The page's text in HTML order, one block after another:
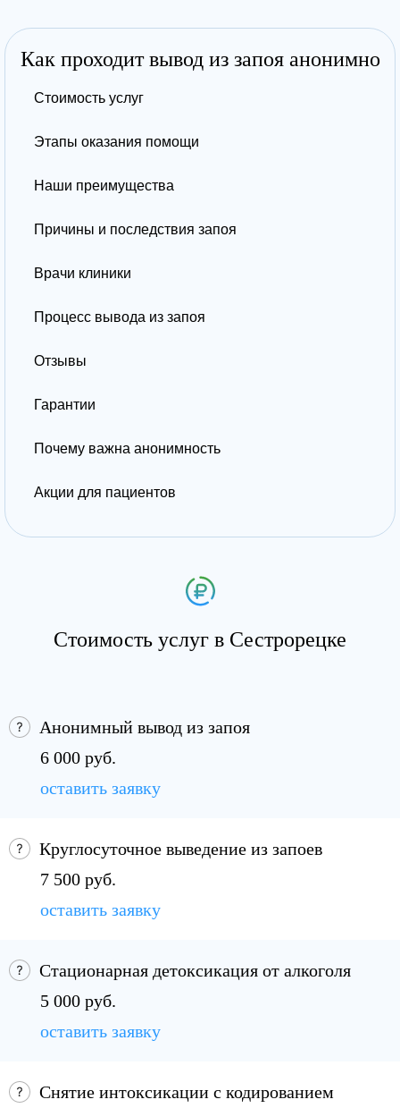
Как проходит вывод из запоя анонимно
Стоимость услуг
Этапы оказания помощи
Наши преимущества
Причины и последствия запоя
Врачи клиники
Процесс вывода из запоя
Отзывы
Гарантии
Почему важна анонимность
Акции для пациентов
Стоимость услуг в Сестрорецке
Анонимный вывод из запоя
6 000 руб.
оставить заявку
Круглосуточное выведение из запоев
7 500 руб.
оставить заявку
Стационарная детоксикация от алкоголя
5 000 руб.
оставить заявку
Снятие интоксикации с кодированием